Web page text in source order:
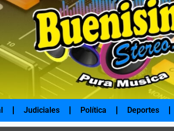
Judiciales Política Deportes